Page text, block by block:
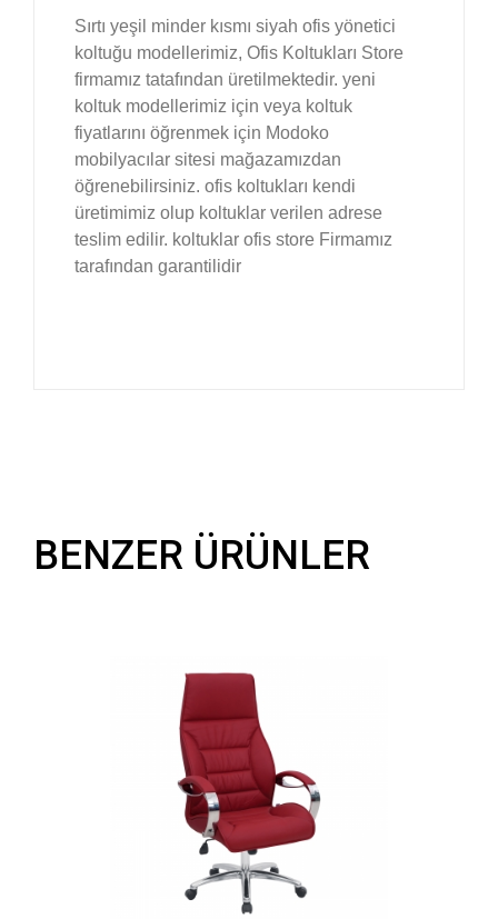
Sırtı yeşil minder kısmı siyah ofis yönetici
koltuğu modellerimiz, Ofis Koltukları Store
firmamız tatafından üretilmektedir. yeni
koltuk modellerimiz için veya koltuk
fiyatlarını öğrenmek için Modoko
mobilyacılar sitesi mağazamızdan
öğrenebilirsiniz. ofis koltukları kendi
üretimimiz olup koltuklar verilen adrese
teslim edilir. koltuklar ofis store Firmamız
tarafından garantilidir
BENZER ÜRÜNLER